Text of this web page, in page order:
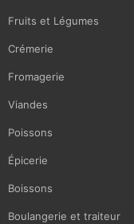
Fruits et Légumes
Crémerie
Fromagerie
Viandes
Poissons
Épicerie
Boissons
Boulangerie et traiteur